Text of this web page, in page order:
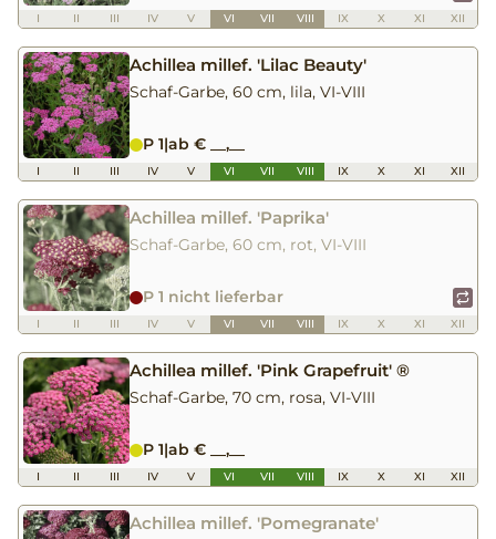
I II III IV V VI VII VIII IX X XI XII
Achillea millef. 'Lilac Beauty'
Schaf-Garbe, 60 cm, lila, VI-VIII
P 1|ab € __,__
I II III IV V VI VII VIII IX X XI XII
Achillea millef. 'Paprika'
Schaf-Garbe, 60 cm, rot, VI-VIII
P 1 nicht lieferbar
I II III IV V VI VII VIII IX X XI XII
Achillea millef. 'Pink Grapefruit' ®
Schaf-Garbe, 70 cm, rosa, VI-VIII
P 1|ab € __,__
I II III IV V VI VII VIII IX X XI XII
Achillea millef. 'Pomegranate'